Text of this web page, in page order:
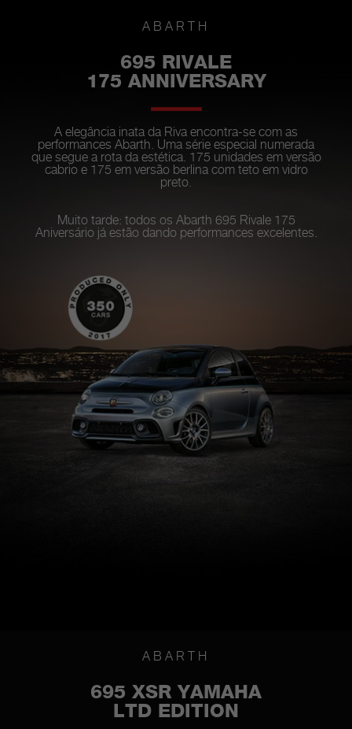
ABARTH
695 RIVALE
175 ANNIVERSARY
A elegância inata da Riva encontra-se com as
performances Abarth. Uma série especial numerada
que segue a rota da estética. 175 unidades em versão
cabrio e 175 em versão berlina com teto em vidro
preto.
Muito tarde: todos os Abarth 695 Rivale 175
Aniversário já estão dando performances excelentes.
ABARTH
695 XSR YAMAHA
LTD EDITION